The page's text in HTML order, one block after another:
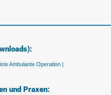
Ambulante Operation |
und Praxen: